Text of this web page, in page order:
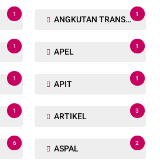
1
ANGKUTAN TRANSPORTASI
1
1
APEL
1
1
APIT
1
1
ARTIKEL
3
6
ASPAL
2